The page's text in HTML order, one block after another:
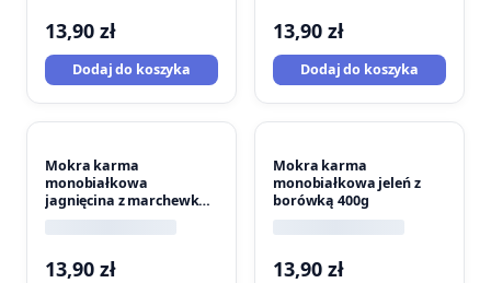
13,90 zł
Dodaj do koszyka
13,90 zł
Dodaj do koszyka
Mokra karma
monobiałkowa
jagnięcina z marchewką
400g
13,90 zł
Mokra karma
monobiałkowa jeleń z
borówką 400g
13,90 zł